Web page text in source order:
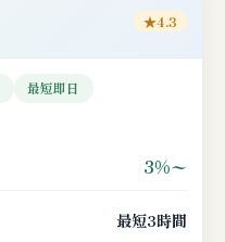
★4.3
最短即日
3%〜
最短3時間